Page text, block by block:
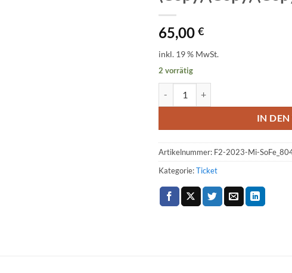
65,00 €
inkl. 19 % MwSt.
2 vorrätig
IN
Artikelnummer: F2-2023-Mi-
Kategorie:Ticket